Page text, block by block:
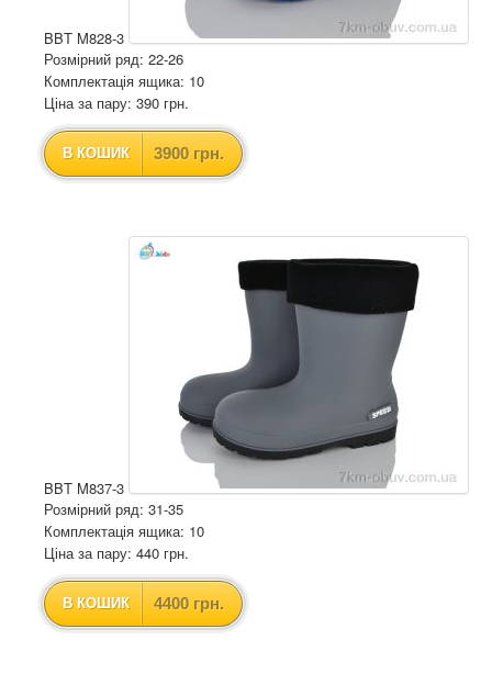
BBT M828-3
Розмірний ряд: 22-26
Комплектація ящика: 10
Ціна за пару: 390 грн.
В КОШИК 3900 грн.
BBT M837-3
Розмірний ряд: 31-35
Комплектація ящика: 10
Ціна за пару: 440 грн.
В КОШИК 4400 грн.